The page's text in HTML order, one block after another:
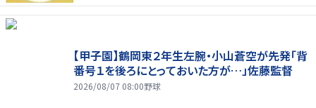
【甲子園】鶴岡東２年生左腕・小山蒼空が先発「背
番号１を後ろにとっておいた方が…」佐藤監督
2026/08/07 08:00野球